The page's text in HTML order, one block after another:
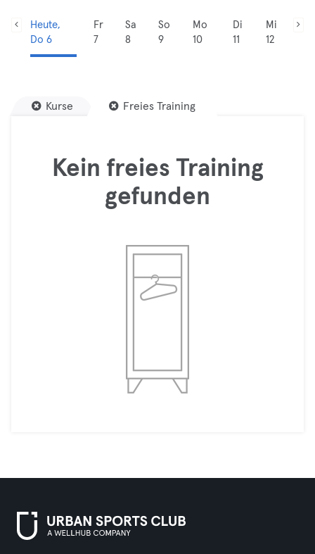
Heute,
Do 6
Fr
7
Sa
8
So
9
Mo
10
Di
11
Mi
12
Kurse Freies Training
Kein freies Training
gefunden